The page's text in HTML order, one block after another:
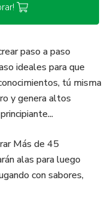
paso a paso
ideales para que
tú misma
y genera altos
Más de 45
alas para luego
con sabores,